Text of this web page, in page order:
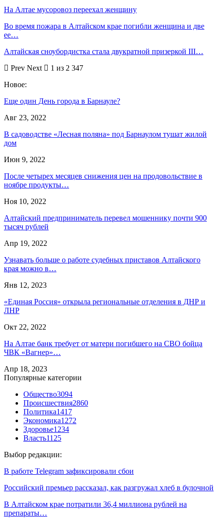
На Алтае мусоровоз переехал женщину
Во время пожара в Алтайском крае погибли женщина и две
ее…
Алтайская сноубордистка стала двукратной призеркой III…
Prev Next
1 из 2 347
Новое:
Еще один День города в Барнауле?
Авг 23, 2022
В садоводстве «Лесная поляна» под Барнаулом тушат жилой
дом
Июн 9, 2022
После четырех месяцев снижения цен на продовольствие в
ноябре продукты…
Ноя 10, 2022
Алтайский предприниматель перевел мошеннику почти 900
тысяч рублей
Апр 19, 2022
Узнавать больше о работе судебных приставов Алтайского
края можно в…
Янв 12, 2023
«Единая Россия» открыла региональные отделения в ДНР и
ЛНР
Окт 22, 2022
На Алтае банк требует от матери погибшего на СВО бойца
ЧВК «Вагнер»…
Апр 18, 2023
Популярные категории
Общество3094
Происшествия2860
Политика1417
Экономика1272
Здоровье1234
Власть1125
Выбор редакции:
В работе Telegram зафиксировали сбои
Российский премьер рассказал, как разгружал хлеб в булочной
В Алтайском крае потратили 36,4 миллиона рублей на
препараты…